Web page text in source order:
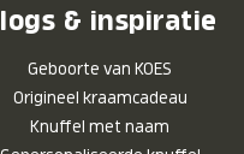
& inspiratie
Geboorte van KOES
Origineel kraamcadeau
Knuffel met naam